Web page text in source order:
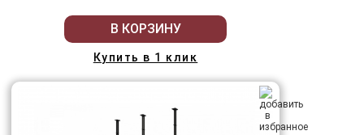
В КОРЗИНУ
Купить в 1 клик